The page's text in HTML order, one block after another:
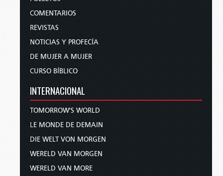
COMENTARIOS
REVISTAS
NOTICIAS Y PROFECÍA
DE MUJER A MUJER
CURSO BÍBLICO
INTERNACIONAL
TOMORROW'S WORLD
LE MONDE DE DEMAIN
DIE WELT VON MORGEN
WERELD VAN MORGEN
WERELD VAN MORE